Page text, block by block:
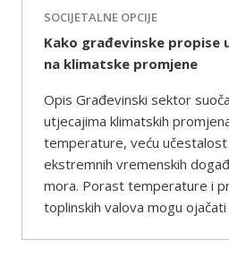
SOCIJETALNE OPCIJE
Kako građevinske
na klimatske promjene
Opis Građevinski sektor
utjecajima klimatskih
temperature, veću
ekstremnih vremenskih
mora. Porast temperature i
toplinskih valova mogu ojačati